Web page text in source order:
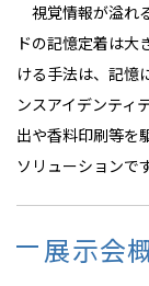
視覚情報が溢れ
ドの記憶定着は大
ける手法は、記憶
ンスアイデンティ
出や香料印刷等を
ソリューションです
展示会